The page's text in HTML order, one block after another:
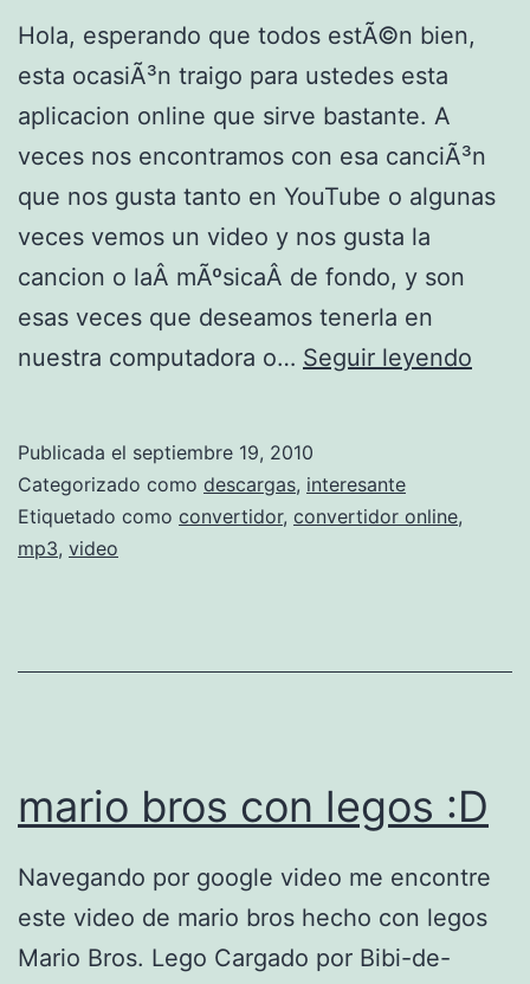
h
a
k
r
a
L
o
c
i
c
l
e
t
o
Hola, esperando que todos estÃ©n bien,
esta ocasiÃ³n traigo para ustedes esta
aplicacion online que sirve bastante. A
veces nos encontramos con esa canciÃ³n
que nos gusta tanto en YouTube o algunas
veces vemos un video y nos gusta la
cancion o laÂ mÃºsicaÂ de fondo, y son
esas veces que deseamos tenerla en
nuestra computadora o… Seguir leyendo
l
d
o
d
Publicada el septiembre 19, 2010
Categorizado como descargas, interesante
Etiquetado como convertidor, convertidor online,
mp3, video
mario bros con legos :D
Navegando por google video me encontre
este video de mario bros hecho con legos
Mario Bros. Lego Cargado por Bibi-de-